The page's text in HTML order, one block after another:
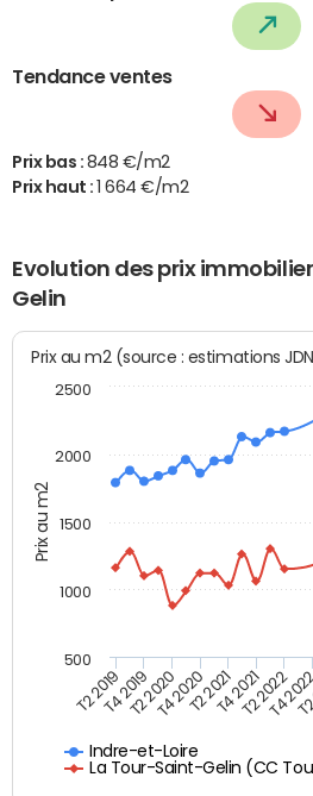
Tendance ventes
Prix bas : 848 €/m2
Prix haut :
1 664 €/m2
Evolution des prix
Gelin
Prix au m2
Prix au m2 (source : estimations
Indre-et-Loire
La Tour-Saint-Gelin (CC
T2 2019T4 2019T2 2020T4 2020T2 2021T4 2021T2 2022
T4
500
1000
1500
2000
2500